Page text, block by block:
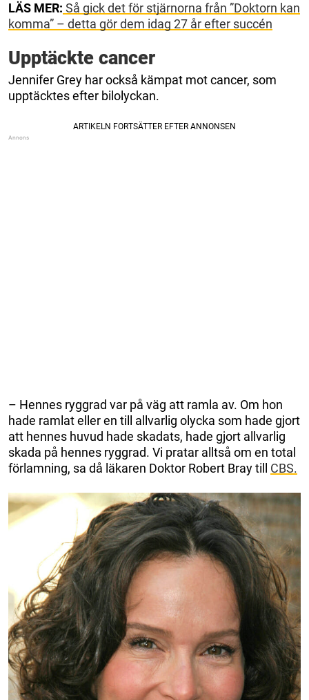
LÄS MER: Så gick det för stjärnorna från ”Doktorn kan
komma” – detta gör dem idag 27 år efter succén
Upptäckte cancer
Jennifer Grey har också kämpat mot cancer, som
upptäcktes efter bilolyckan.
– Hennes ryggrad var på väg att ramla av. Om hon
hade ramlat eller en till allvarlig olycka som hade gjort
att hennes huvud hade skadats, hade gjort allvarlig
skada på hennes ryggrad. Vi pratar alltså om en total
förlamning, sa då läkaren Doktor Robert Bray till CBS.